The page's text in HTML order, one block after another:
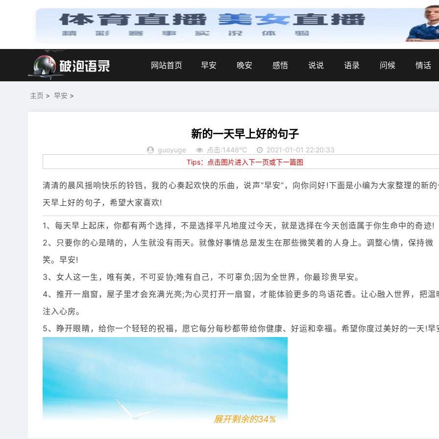
网站首页 早安 晚安 感悟 说说 语录 问候 情话
主页 > 早安 >
新的一天早上好的句子
guoyuge 点击:1446℃
2021-01-01 22:20:33
Tips：点击图片进入下一页或下一篇图
清清的晨风摇响快乐的铃铛，我的心奏起欢快的乐曲，说声“早安”，向你问好!下面是小编为大家整理的新
天早上好的句子，希望大家喜欢!
1、每天早上起床，你都有两个选择，不是选择平凡地度过今天，就是选择在今天创造属于你生命中的奇迹!
2、只要你的心是晴的，人生就没有雨天。就像好事情总是发生在那些微笑着的人身上。调整心情，保持微
笑。早安!
3、女人这一生，唯有美，不可妥协;唯有自己，不可辜负;因为全世界，你最珍贵早安。
4、推开一扇窗，屋子里才会充满光亮;为心灵打开一扇窗，才能体验更多的鸟语花香。让心融入世界，把温
注入心房。
5、睁开眼睛，给你一个轻轻的祝福，愿它每分每秒都带给你健康、好运和幸福。希望你度过美好的一天!早
展开剩余的34%